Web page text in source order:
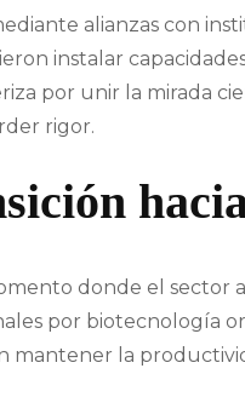
alianzas con
instalar
por unir la mirada
rigor.
donde el
por biotecnología
la